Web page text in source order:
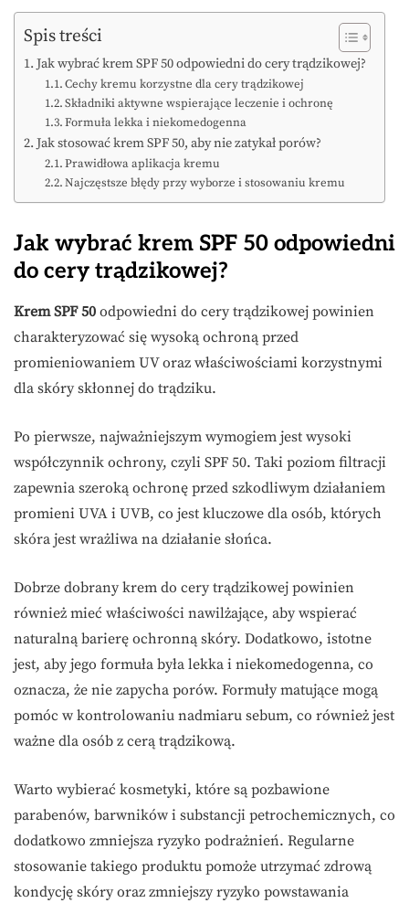
Spis treści
Jak wybrać krem SPF 50 odpowiedni do cery trądzikowej?
Cechy kremu korzystne dla cery trądzikowej
Składniki aktywne wspierające leczenie i ochronę
Formuła lekka i niekomedogenna
Jak stosować krem SPF 50, aby nie zatykał porów?
Prawidłowa aplikacja kremu
Najczęstsze błędy przy wyborze i stosowaniu kremu
Jak wybrać krem SPF 50 odpowiedni
do cery trądzikowej?
Krem SPF 50 odpowiedni do cery trądzikowej powinien
charakteryzować się wysoką ochroną przed
promieniowaniem UV oraz właściwościami korzystnymi
dla skóry skłonnej do trądziku.
Po pierwsze, najważniejszym wymogiem jest wysoki
współczynnik ochrony, czyli SPF 50. Taki poziom filtracji
zapewnia szeroką ochronę przed szkodliwym działaniem
promieni UVA i UVB, co jest kluczowe dla osób, których
skóra jest wrażliwa na działanie słońca.
Dobrze dobrany krem do cery trądzikowej powinien
również mieć właściwości nawilżające, aby wspierać
naturalną barierę ochronną skóry. Dodatkowo, istotne
jest, aby jego formuła była lekka i niekomedogenna, co
oznacza, że nie zapycha porów. Formuły matujące mogą
pomóc w kontrolowaniu nadmiaru sebum, co również jest
ważne dla osób z cerą trądzikową.
Warto wybierać kosmetyki, które są pozbawione
parabenów, barwników i substancji petrochemicznych, co
dodatkowo zmniejsza ryzyko podrażnień. Regularne
stosowanie takiego produktu pomoże utrzymać zdrową
kondycję skóry oraz zmniejszy ryzyko powstawania